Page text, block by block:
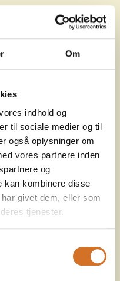
Om
indhold og
til sociale medier og til
også oplysninger om
vores partnere inden
og
kan kombinere disse
givet dem, eller som
tjenester.